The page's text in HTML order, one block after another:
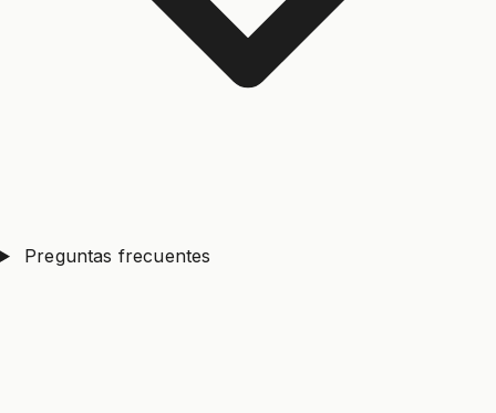
Preguntas frecuentes